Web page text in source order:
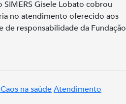
Gisele Lobato cobrou
no atendimento oferecido aos
de responsabilidade da Fundação
na saúdeAtendimento